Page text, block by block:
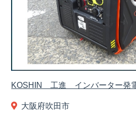
KOSHIN 工進 インバーター発
大阪府吹田市